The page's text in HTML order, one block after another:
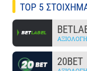
TOP 5
20BET